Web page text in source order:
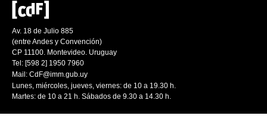
Av. 18 de Julio 885
(entre Andes y Convención)
CP 11100. Montevideo. Uruguay
Tel: [598 2] 1950 7960
Mail: CdF@imm.gub.uy
Lunes, miércoles, jueves, viernes: de 10 a 19.30 h.
Martes: de 10 a 21 h. Sábados de 9.30 a 14.30 h.